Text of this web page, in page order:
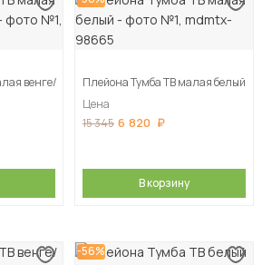
венге/
Плейона Тумба ТВ малая белый
Цена
15 345 6 820
В корзину
-56%